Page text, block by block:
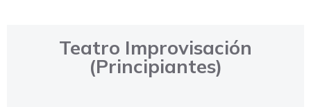
Teatro Improvisación
(Principiantes)